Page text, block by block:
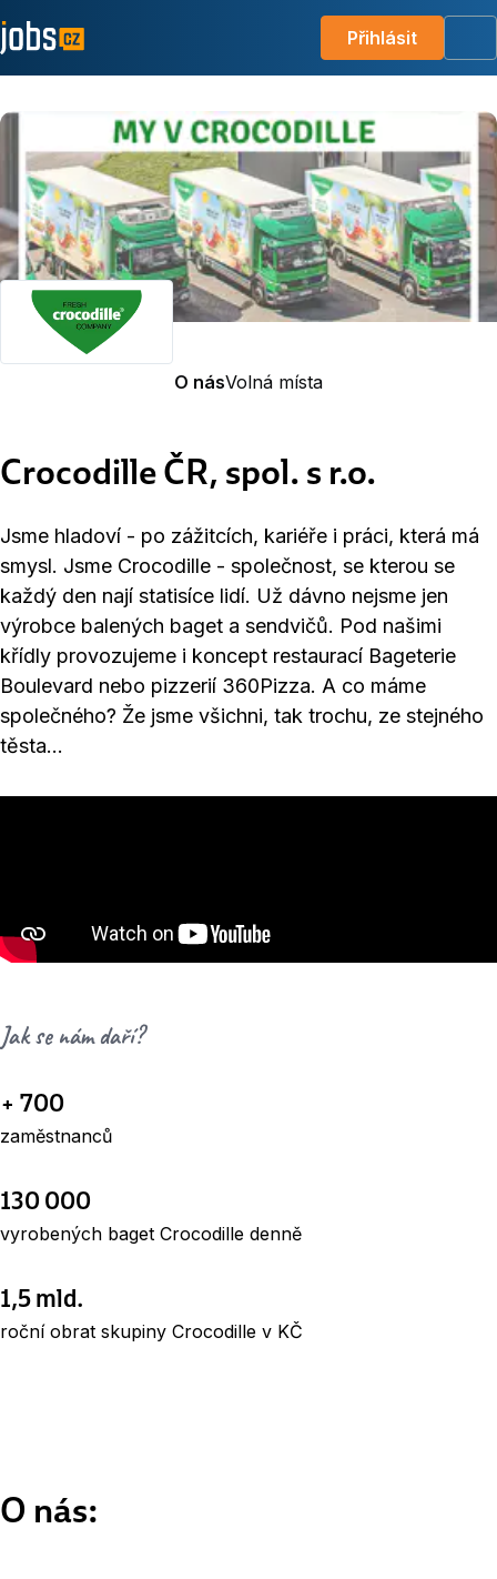
Přihlásit
O násVolná místa
Crocodille ČR, spol. s r.o.
Jsme hladoví - po zážitcích, kariéře i práci, která má
smysl. Jsme Crocodille - společnost, se kterou se
každý den nají statisíce lidí. Už dávno nejsme jen
výrobce balených baget a sendvičů. Pod našimi
křídly provozujeme i koncept restaurací Bageterie
Boulevard nebo pizzerií 360Pizza. A co máme
společného? Že jsme všichni, tak trochu, ze stejného
těsta...
Jak se nám daří?
+ 700
zaměstnanců
130 000
vyrobených baget Crocodille denně
1,5 mld.
roční obrat skupiny Crocodille v KČ
O nás: